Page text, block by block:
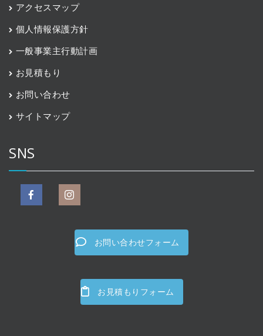
アクセスマップ
個人情報保護方針
一般事業主行動計画
お見積もり
お問い合わせ
サイトマップ
SNS
お問い合わせフォーム
お見積もりフォーム